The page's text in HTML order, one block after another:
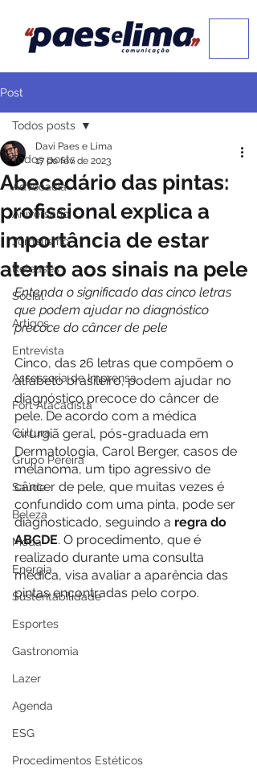
Post
Todos posts
Advocacia
Aniversário
Jornalismo
Releases
Social
Artigos
Entrevista
Assessoria de Imprensa
Fort Atacadista
Cultura
Grupo Pereira
Saúde
Beleza
Moda
Energia
Sustentabilidade
Esportes
Gastronomia
Lazer
Agenda
ESG
Procedimentos Estéticos
Todos posts
Abecedário das pintas:
profissional explica a
importância de estar
atento aos sinais na pele
Davi Paes e Lima
17 de fev. de 2023
Entenda o significado das cinco letras
que podem ajudar no diagnóstico
precoce do câncer de pele
Cinco, das 26 letras que compõem o
alfabeto brasileiro, podem ajudar no
diagnóstico precoce do câncer de
pele. De acordo com a médica
cirurgiã geral, pós-graduada em
Dermatologia, Carol Berger, casos de
melanoma, um tipo agressivo de
câncer de pele, que muitas vezes é
confundido com uma pinta, pode ser
diagnosticado, seguindo a regra do
ABCDE. O procedimento, que é
realizado durante uma consulta
médica, visa avaliar a aparência das
pintas encontradas pelo corpo.